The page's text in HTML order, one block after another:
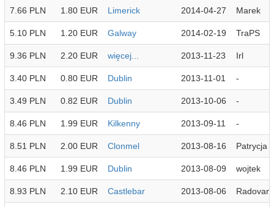
7.66 PLN 1.80 EUR Limerick 2014-04-27 Marek
5.10 PLN 1.20 EUR Galway 2014-02-19 TraPS
9.36 PLN 2.20 EUR więcej... 2013-11-23 Irl
3.40 PLN 0.80 EUR Dublin 2013-11-01 -
3.49 PLN 0.82 EUR Dublin 2013-10-06 -
8.46 PLN 1.99 EUR Kilkenny 2013-09-11 -
8.51 PLN 2.00 EUR Clonmel 2013-08-16 Patrycja
8.46 PLN 1.99 EUR Dublin 2013-08-09 wojtek
8.93 PLN 2.10 EUR Castlebar 2013-08-06 Radovan